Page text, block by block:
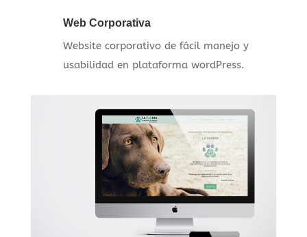
Web Corporativa
Website corporativo de fácil manejo y
usabilidad en plataforma wordPress.